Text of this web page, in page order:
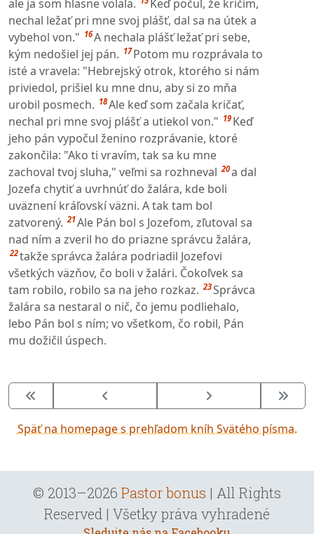
ale ja som hlasne volala.
Keď počul, že kričím,
nechal ležať pri mne svoj plášť, dal sa na útek a
vybehol von." 16A nechala plášť ležať pri sebe,
kým nedošiel jej pán. 17 Potom mu rozprávala to
isté a vravela: "Hebrejský otrok, ktorého si nám
priviedol, prišiel ku mne dnu, aby si zo mňa
urobil posmech. 18Ale keď som začala kričať,
nechal pri mne svoj plášť a utiekol von." 19 Keď
jeho pán vypočul ženino rozprávanie, ktoré
zakončila: "Ako ti vravím, tak sa ku mne
zachoval tvoj sluha," veľmi sa rozhneval 20a dal
Jozefa chytiť a uvrhnúť do žalára, kde boli
uväznení kráľovskí väzni. A tak tam bol
zatvorený. 21Ale Pán bol s Jozefom, zľutoval sa
nad ním a zveril ho do priazne správcu žalára,
22takže správca žalára podriadil Jozefovi
všetkých väzňov, čo boli v žalári. Čokoľvek sa
tam robilo, robilo sa na jeho rozkaz. 23Správca
žalára sa nestaral o nič, čo jemu podliehalo,
lebo Pán bol s ním; vo všetkom, čo robil, Pán
mu dožičil úspech.
Späť na homepage s prehľadom kníh Svätého písma.
© 2013–2026 Pastor bonus | All Rights
Reserved | Všetky práva vyhradené